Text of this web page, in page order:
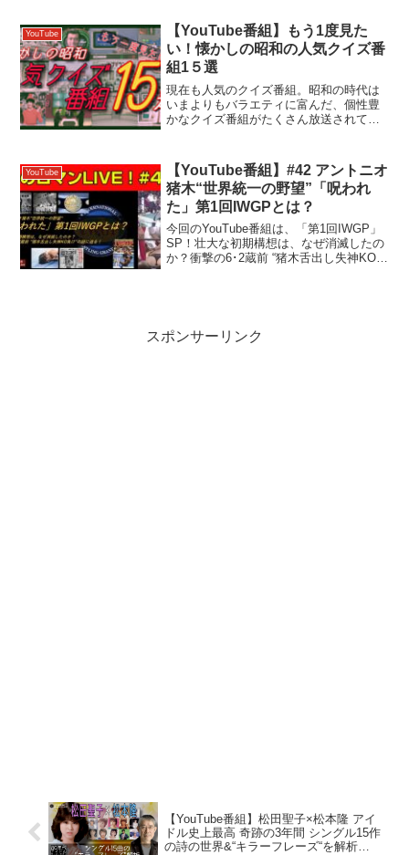
者の一騎打ちは、近年｢隠れた名勝負｣と
再評価する声が高...
YouTube
【YouTube番組】もう1度見た
い！懐かしの昭和の人気クイズ番
組1５選
現在も人気のクイズ番組。昭和の時代は
いまよりもバラエティに富んだ、個性豊
かなクイズ番組がたくさん放送されてい
プ。「もう一度見たい！懐かしのクイズ
番組15選」を振り返りま...
YouTube
【YouTube番組】#42 アントニオ
猪木“世界統一の野望”「呪われ
た」第1回IWGPとは？
今回のYouTube番組は、「第1回IWGP」
SP！壮大な初期構想は、なぜ消滅したの
か？衝撃の6･2蔵前 “猪木舌出し失神KO負
スポンサーリンク
【YouTube番組】松田聖子×松本隆 アイ
ドル史上最高 奇跡の3年間 シングル15作
の詩の世界&“キラーフレーズ“を解析